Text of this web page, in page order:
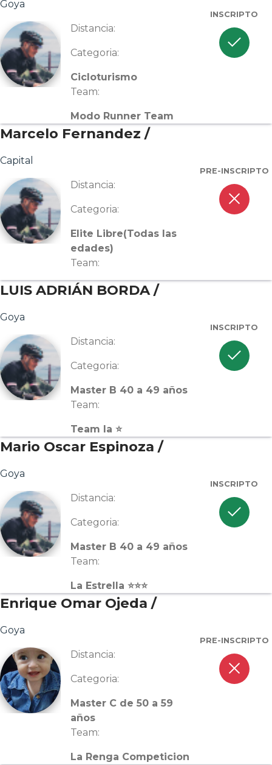
Goya
Distancia:
Categoria:
Cicloturismo
Team:
Modo Runner Team
INSCRIPTO
check
Marcelo Fernandez /
Capital
Distancia:
Categoria:
Elite Libre(Todas las
edades)
Team:
PRE-INSCRIPTO
close
LUIS ADRIÁN BORDA /
Goya
Distancia:
Categoria:
Master B 40 a 49 años
Team:
Team la ⭐
INSCRIPTO
check
Mario Oscar Espinoza /
Goya
Distancia:
Categoria:
Master B 40 a 49 años
Team:
La Estrella ⭐⭐⭐
INSCRIPTO
check
Enrique Omar Ojeda /
Goya
Distancia:
Categoria:
Master C de 50 a 59
años
Team:
La Renga Competicion
PRE-INSCRIPTO
close